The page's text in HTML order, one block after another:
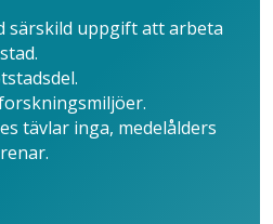
särskild uppgift att arbeta
tävlar inga, medelålders